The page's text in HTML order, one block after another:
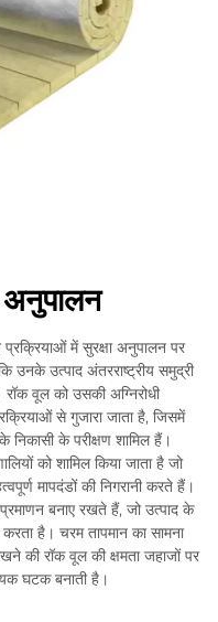
अनुपालन
प्रक्रियाओं में सुरक्षा अनुपालन पर
उनके उत्पाद अंतरराष्ट्रीय समुद्री
वूल को उसकी अग्निरोधी
से गुजारा जाता है, जिसमें
के परीक्षण शामिल हैं।
को शामिल किया जाता है जो
मापदंडों की निगरानी करते हैं।
प्रमाणन बनाए रखते हैं, जो उत्पाद के
करता है। चरम तापमान का सामना
की रॉक वूल की क्षमता जहाजों पर
घटक बनाती है।